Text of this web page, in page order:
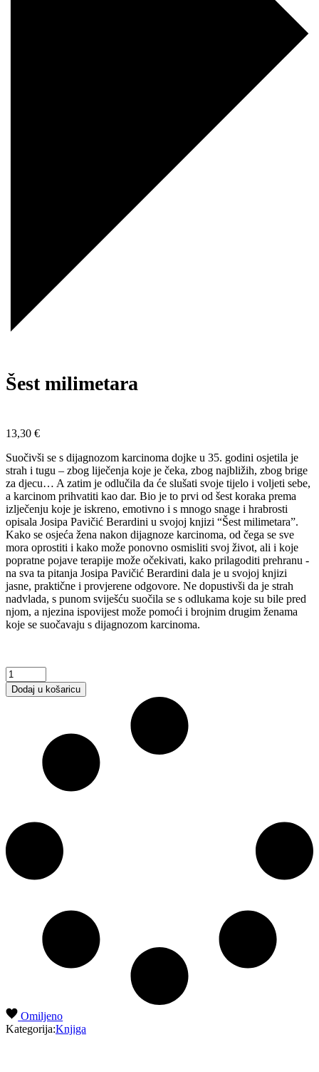
Šest milimetara
13,30 €
Suočivši se s dijagnozom karcinoma dojke u 35. godini osjetila je
strah i tugu – zbog liječenja koje je čeka, zbog najbližih, zbog brige
za djecu… A zatim je odlučila da će slušati svoje tijelo i voljeti sebe,
a karcinom prihvatiti kao dar. Bio je to prvi od šest koraka prema
izlječenju koje je iskreno, emotivno i s mnogo snage i hrabrosti
opisala Josipa Pavičić Berardini u svojoj knjizi “Šest milimetara”.
Kako se osjeća žena nakon dijagnoze karcinoma, od čega se sve
mora oprostiti i kako može ponovno osmisliti svoj život, ali i koje
popratne pojave terapije može očekivati, kako prilagoditi prehranu -
na sva ta pitanja Josipa Pavičić Berardini dala je u svojoj knjizi
jasne, praktične i provjerene odgovore. Ne dopustivši da je strah
nadvlada, s punom sviješću suočila se s odlukama koje su bile pred
njom, a njezina ispovijest može pomoći i brojnim drugim ženama
koje se suočavaju s dijagnozom karcinoma.
Šest
milimetara
quantity
Dodaj u košaricu
Omiljeno
Kategorija:Knjiga